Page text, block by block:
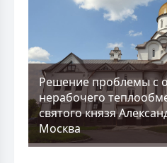
Решение проблемы с
нерабочего
святого князя
Москва